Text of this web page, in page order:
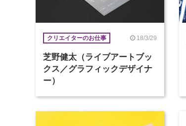
クリエイターのお仕事 18/3/29
芝野健太（ライブアートブッ
クス／グラフィックデザイナ
ー）